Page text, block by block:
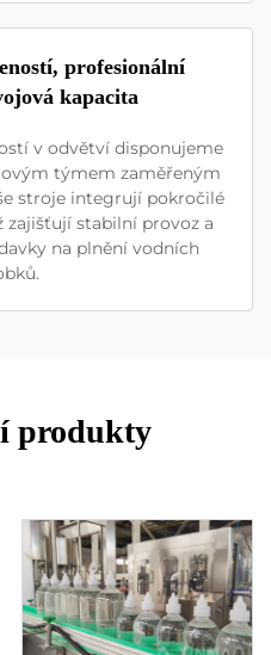
profesionální
kapacita
v odvětví disponujeme
týmem zaměřeným
stroje integrují pokročilé
zajišťují stabilní provoz a
na plnění vodních
produkty